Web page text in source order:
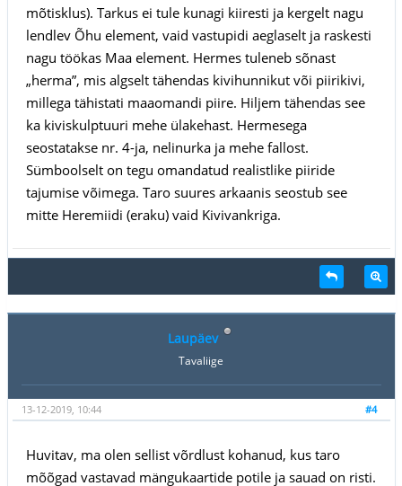
mõtisklus). Tarkus ei tule kunagi kiiresti ja kergelt nagu
lendlev Õhu element, vaid vastupidi aeglaselt ja raskesti
nagu töökas Maa element. Hermes tuleneb sõnast
„herma”, mis algselt tähendas kivihunnikut või piirikivi,
millega tähistati maaomandi piire. Hiljem tähendas see
ka kiviskulptuuri mehe ülakehast. Hermesega
seostatakse nr. 4-ja, nelinurka ja mehe fallost.
Sümboolselt on tegu omandatud realistlike piiride
tajumise võimega. Taro suures arkaanis seostub see
mitte Heremiidi (eraku) vaid Kivivankriga.
Laupäev
Tavaliige
#4
13-12-2019, 10:44
Huvitav, ma olen sellist võrdlust kohanud, kus taro
mõõgad vastavad mängukaartide potile ja sauad on risti.